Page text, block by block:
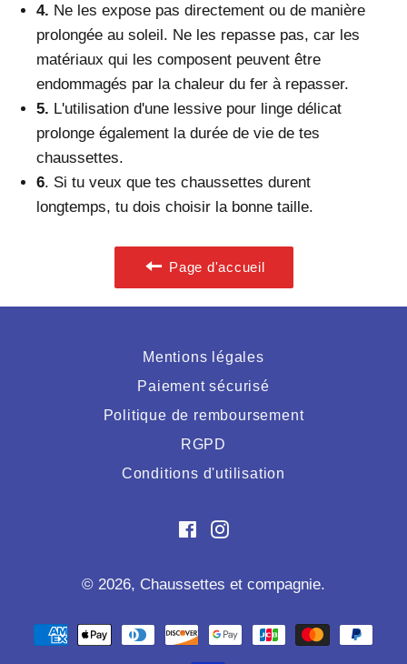
4. Ne les expose pas directement ou de manière
prolongée au soleil. Ne les repasse pas, car les
matériaux qui les composent peuvent être
endommagés par la chaleur du fer à repasser.
5. L'utilisation d'une lessive pour linge délicat
prolonge également la durée de vie de tes
chaussettes.
6. Si tu veux que tes chaussettes durent
longtemps, tu dois choisir la bonne taille.
Page d'accueil
Mentions légales
Paiement sécurisé
Politique de remboursement
RGPD
Conditions d'utilisation
FacebookInstagram
© 2026, Chaussettes et compagnie.
Moyens
de